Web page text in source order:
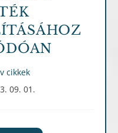
cikkek
09. 01.